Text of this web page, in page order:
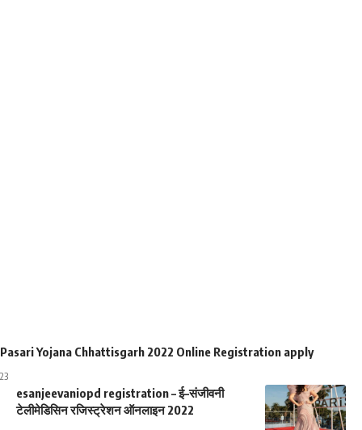
Yojana Chhattisgarh 2022 Online Registration apply
esanjeevaniopd registration – ई–संजीवनी
टेलीमेडिसिन रजिस्ट्रेशन ऑनलाइन 2022